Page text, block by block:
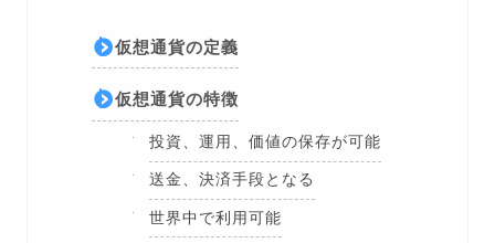
仮想通貨の定義
仮想通貨の特徴
投資、運用、価値の保存が可能
送金、決済手段となる
世界中で利用可能